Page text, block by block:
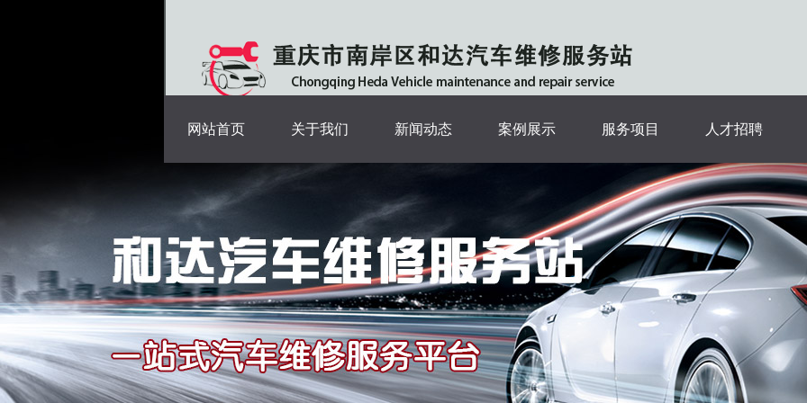
网站首页 关于我们 新闻动态 案例展示 服务项目 人才招聘